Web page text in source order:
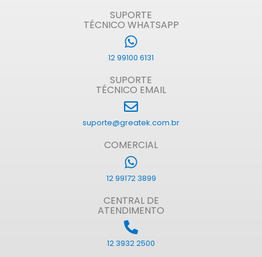
SUPORTE
TÉCNICO WHATSAPP
12 99100 6131
SUPORTE
TÉCNICO EMAIL
suporte@greatek.com.br
COMERCIAL
12 99172 3899
CENTRAL DE
ATENDIMENTO
12 3932 2500